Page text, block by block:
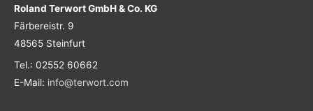
Roland Terwort GmbH & Co. KG
Färbereistr. 9
48565 Steinfurt
Tel.: 02552 60662
E-Mail: info@terwort.com